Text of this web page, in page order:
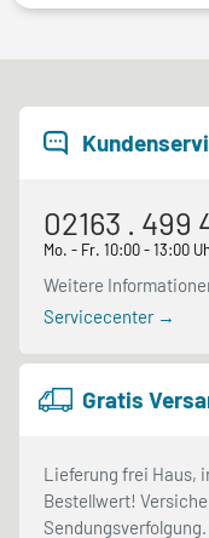
02163 . 499
Mo. - Fr. 10:00 - 13:00
Weitere
Servicecenter →
Gratis
Lieferung frei Haus,
Bestellwert!